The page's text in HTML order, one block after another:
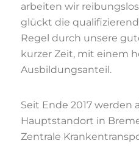
arbeiten wir
glückt die
Regel durch unsere
kurzer Zeit, mit einem
Ausbildungsanteil.
Seit Ende 2017 werden
Hauptstandort in
Zentrale